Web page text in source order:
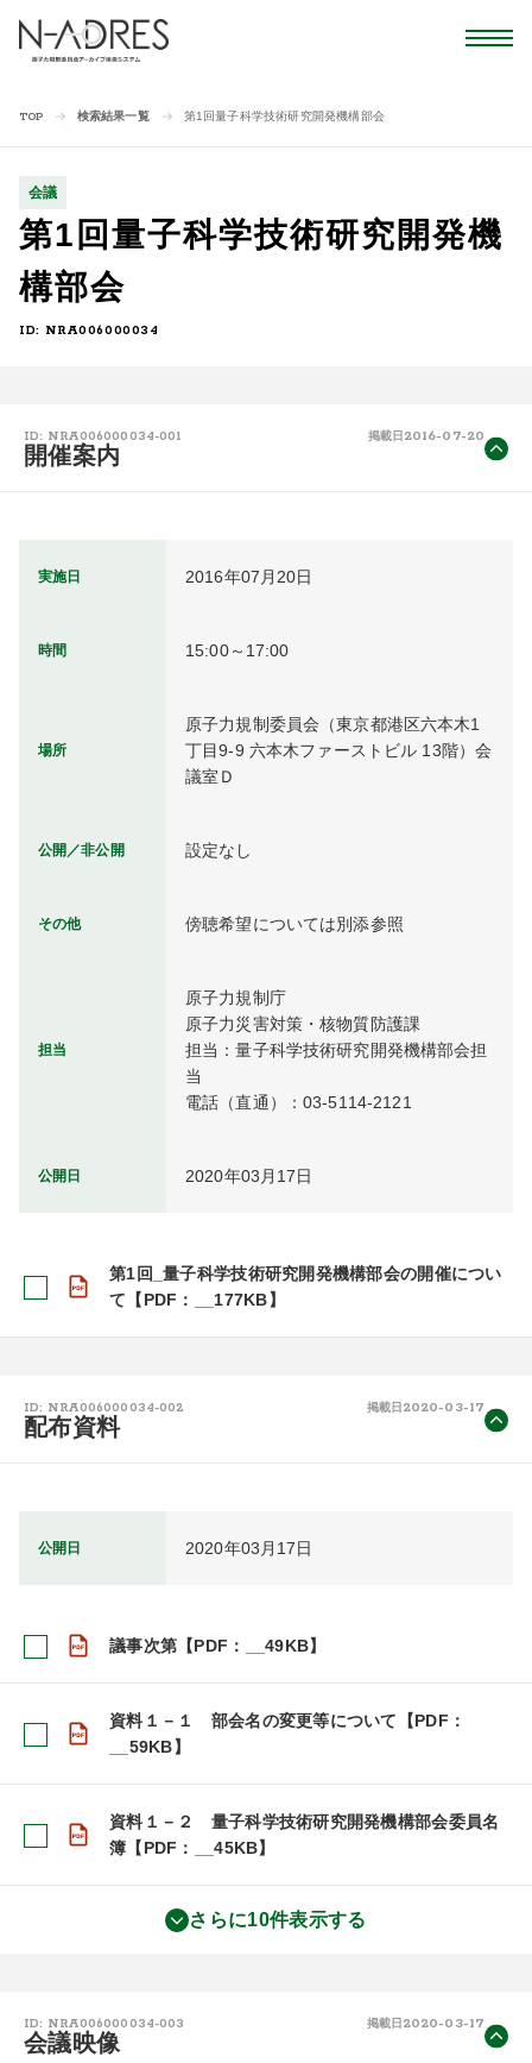
TOP 検索結果一覧 第1回量子科学技術研究開発機構部会
会議
第1回量子科学技術研究開発機
構部会
ID: NRA006000034
ID: NRA006000034-001 掲載日 2016-07-20
開催案内
実施日 2016年07月20日
時間 15:00～17:00
場所
原子力規制委員会（東京都港区六本木1
丁目9-9 六本木ファーストビル 13階）会
議室Ｄ
公開／非公開 設定なし
その他 傍聴希望については別添参照
担当
原子力規制庁
原子力災害対策・核物質防護課
担当：量子科学技術研究開発機構部会担
当
電話（直通）：03-5114-2121
公開日 2020年03月17日
第1回_量子科学技術研究開発機構部会の開催につい
て【PDF：__177KB】
ID: NRA006000034-002 掲載日 2020-03-17
配布資料
公開日 2020年03月17日
議事次第【PDF：__49KB】
資料１－１ 部会名の変更等について【PDF：
__59KB】
資料１－２ 量子科学技術研究開発機構部会委員名
簿【PDF：__45KB】
さらに10件表示する
ID: NRA006000034-003 掲載日 2020-03-17
会議映像